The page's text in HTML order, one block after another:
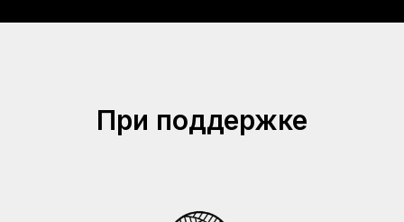
При поддержке
BGGRM
оферта
Политика конфиденциальности